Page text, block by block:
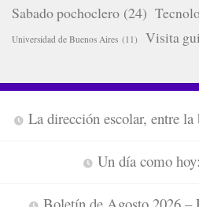
Sabado pochoclero (24)
Universidad de Buenos Aires (11) Visita
La dirección escolar, entre
Un día como